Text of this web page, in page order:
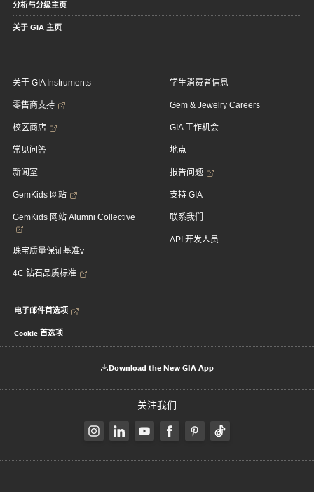
分析与分级主页
关于 GIA 主页
关于 GIA Instruments
零售商支持
校区商店
常见问答
新闻室
GemKids 网站
GemKids 网站 Alumni Collective
珠宝质量保证基准v
4C 钻石品质标准
学生消费者信息
Gem & Jewelry Careers
GIA 工作机会
地点
报告问题
支持 GIA
联系我们
API 开发人员
电子邮件首选项
Cookie 首选项
Download the New GIA App
关注我们